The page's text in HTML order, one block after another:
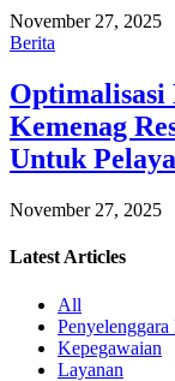
November 27, 2025
Berita
Optimalisasi
Kemenag
Untuk
November 27, 2025
Latest Articles
All
Kepegawaian
Layanan